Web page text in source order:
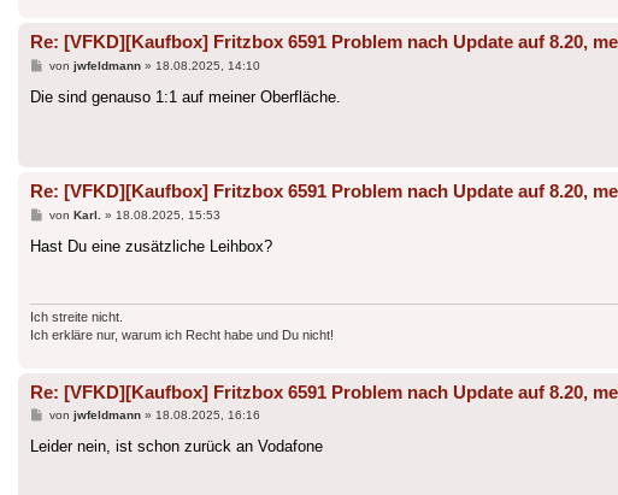
Re: [VFKD][Kaufbox] Fritzbox 6591 Problem nach Update auf 8.20,
Beitrag
von jwfeldmann» 18.08.2025, 14:10
Die sind genauso 1:1 auf meiner Oberfläche.
Re: [VFKD][Kaufbox] Fritzbox 6591 Problem nach Update auf 8.20,
Beitrag
von Karl. » 18.08.2025, 15:53
Hast Du eine zusätzliche Leihbox?
Ich streite nicht.
Ich erkläre nur, warum ich Recht habe und Du nicht!
Re: [VFKD][Kaufbox] Fritzbox 6591 Problem nach Update auf 8.20,
Beitrag
von jwfeldmann» 18.08.2025, 16:16
Leider nein, ist schon zurück an Vodafone